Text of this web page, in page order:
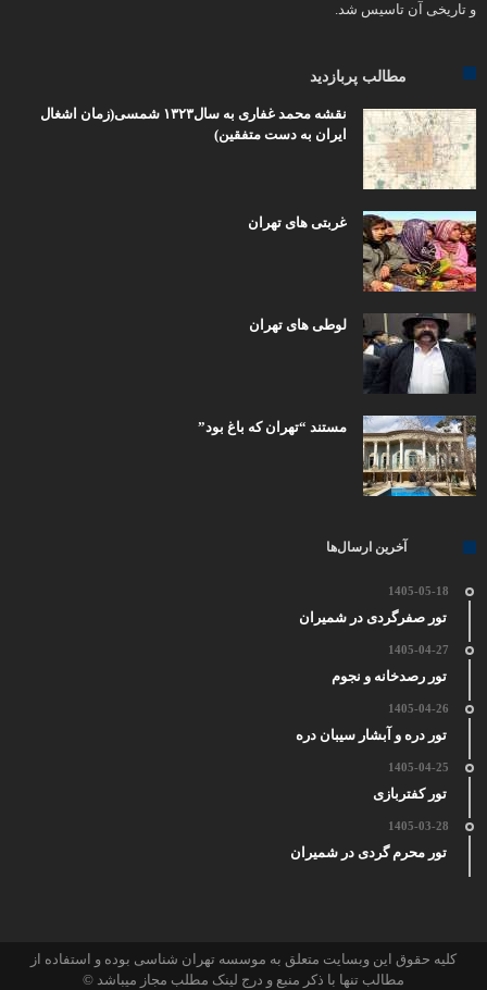
و تاریخی آن تاسیس شد.
مطالب پربازدید
نقشه محمد غفاری به سال۱۳۲۳ شمسی(زمان اشغال
ایران به دست متفقین)
غربتی های تهران
لوطی های تهران
مستند “تهران که باغ بود”
آخرین ارسال‌ها
1405-05-18
تور صفرگردی در شمیران
1405-04-27
تور رصدخانه و نجوم
1405-04-26
تور دره و آبشار سیبان دره
1405-04-25
تور کفتربازی
1405-03-28
تور محرم گردی در شمیران
کلیه حقوق این وبسایت متعلق به موسسه تهران شناسی بوده و استفاده از
مطالب تنها با ذکر منبع و درج لینک مطلب مجاز میباشد ©